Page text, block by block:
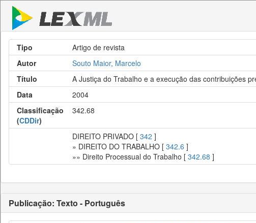
Tipo
Artigo de revista
Autor
Souto Maior, Marcelo
Título
A Justiça do Trabalho e a execução das contribuições
Data
2004
Classificação
(CDDir)
342.68
DIREITO PRIVADO [ 342 ]
» DIREITO DO TRABALHO [ 342.6 ]
»» Direito Processual do Trabalho [ 342.68 ]
Publicação: Texto - Português